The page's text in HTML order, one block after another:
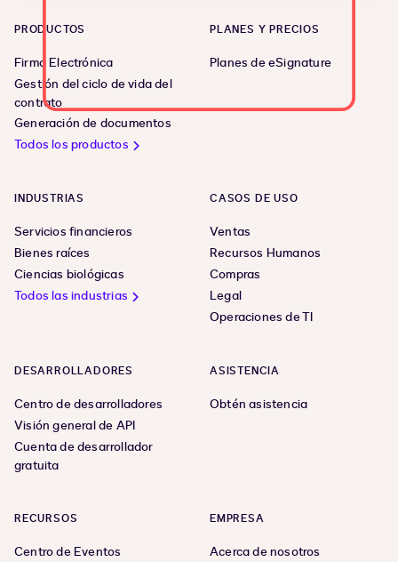
PRODUCTOS
Firma Electrónica
Gestión del ciclo de vida del
contrato
Generación de documentos
Todos los productos
PLANES Y PRECIOS
Planes de eSignature
INDUSTRIAS
Servicios financieros
Bienes raíces
Ciencias biológicas
Todos las industrias
CASOS DE USO
Ventas
Recursos Humanos
Compras
Legal
Operaciones de TI
DESARROLLADORES
Centro de desarrolladores
Visión general de API
Cuenta de desarrollador
gratuita
ASISTENCIA
Obtén asistencia
RECURSOS
Centro de Eventos
EMPRESA
Acerca de nosotros